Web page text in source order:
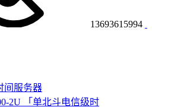
13693615994
间服务器
2U 「单北斗电信级时